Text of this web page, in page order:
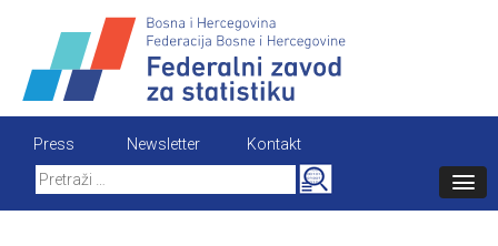
content
Press Newsletter
Kontakt
Search
for: